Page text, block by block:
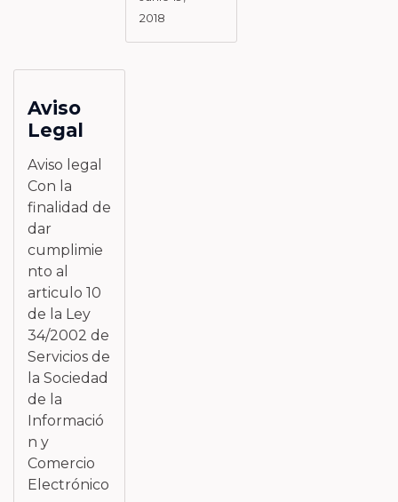
2018
Aviso
Legal
Aviso legal
Con la
finalidad de
dar
cumplimie
nto al
articulo 10
de la Ley
34/2002 de
Servicios de
la Sociedad
de la
Informació
n y
Comercio
Electrónico